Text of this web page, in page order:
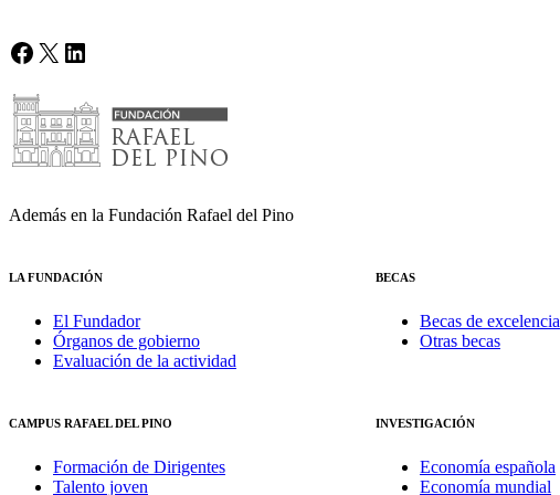
Facebook
X LinkedIn
Además en la Fundación Rafael del Pino
LA FUNDACIÓN
El Fundador
Órganos de gobierno
Evaluación de la actividad
BECAS
Becas de excelencia
Otras becas
CAMPUS RAFAEL DEL PINO
Formación de Dirigentes
Talento joven
INVESTIGACIÓN
Economía española
Economía mundial